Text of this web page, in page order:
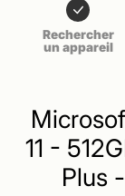
Rechercher
un appareil
11 -
Plus